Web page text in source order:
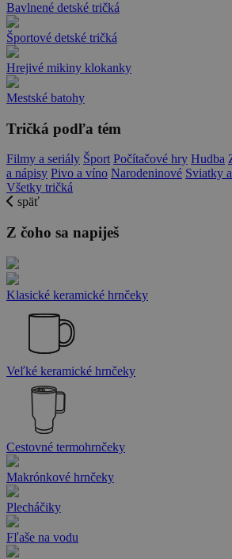
Bavlnené detské tričká
Športové detské tričká
Hrejivé mikiny klokanky
Mestské batohy
Tričká podľa tém
Filmy a seriály Šport Počítačové hry Hudba
a nápisy Pivo a víno Narodeninové Sviatky
Všetky tričká
späť
Z čoho sa napiješ
Klasické keramické hrnčeky
Veľké keramické hrnčeky
Cestovné termohrnčeky
Makrónkové hrnčeky
Plecháčiky
Fľaše na vodu